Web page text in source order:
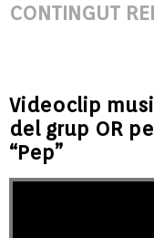
CONTINGUT
Videoclip
del grup OR
“Pep”